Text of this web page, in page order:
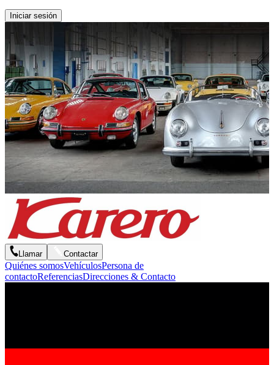
Iniciar sesión
Llamar Contactar
Quiénes somosVehículosPersona de
contactoReferenciasDirecciones & Contacto